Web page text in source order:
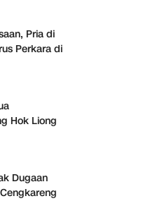
Pria di
Perkara di
Hok Liong
Dugaan